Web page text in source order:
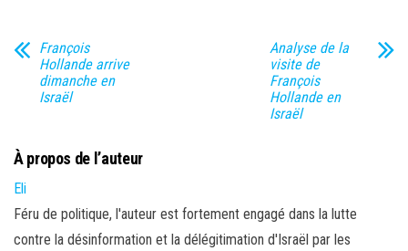
François
Hollande arrive
dimanche en
Israël
Analyse de la
visite de
François
Hollande en
Israël
À propos de l’auteur
Eli
Féru de politique, l'auteur est fortement engagé dans la lutte
contre la désinformation et la délégitimation d'Israël par les